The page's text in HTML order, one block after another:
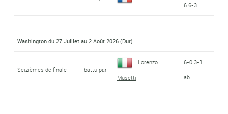
6 6-3
Washington du 27 Juillet au 2 Août 2026 (Dur)
Seizièmes de finale battu par
Lorenzo
Musetti
6-0 3-1
ab.